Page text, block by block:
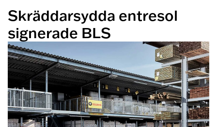
Skräddarsydda entresol
signerade BLS